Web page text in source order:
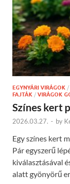
EGYNYÁRI VIRÁGOK /
FAJTÁK / VIRÁGOK
Színes kert
2026.03.27. - by
Egy színes kert
Pár egyszerű
kiválasztásával
alatt gyönyörű